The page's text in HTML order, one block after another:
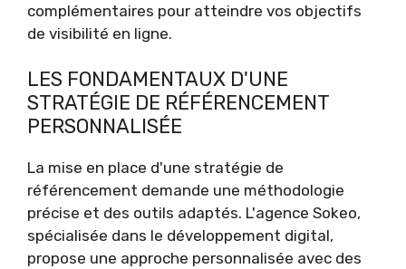
complémentaires pour atteindre vos objectifs
de visibilité en ligne.
LES FONDAMENTAUX D'UNE
STRATÉGIE DE RÉFÉRENCEMENT
PERSONNALISÉE
La mise en place d'une stratégie de
référencement demande une méthodologie
précise et des outils adaptés. L'agence Sokeo,
spécialisée dans le développement digital,
propose une approche personnalisée avec des